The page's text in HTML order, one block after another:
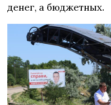
денег, а бюджетных.